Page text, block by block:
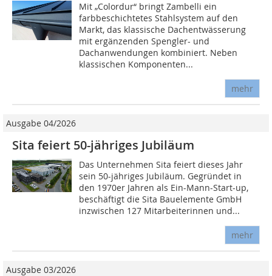
Mit „Colordur“ bringt Zambelli ein
farbbeschichtetes Stahlsystem auf den
Markt, das klassische Dachentwässerung
mit ergänzenden Spengler- und
Dachanwendungen kombiniert. Neben
klassischen Komponenten...
mehr
Ausgabe 04/2026
Sita feiert 50-jähriges Jubiläum
Das Unternehmen Sita feiert dieses Jahr
sein 50-jähriges Jubiläum. Gegründet in
den 1970er Jahren als Ein-Mann-Start-up,
beschäftigt die Sita Bauelemente GmbH
inzwischen 127 Mitarbeiterinnen und...
mehr
Ausgabe 03/2026